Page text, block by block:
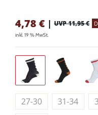
4,78 € | UVP 11,95 €
inkl. 19 % MwSt.
27-30 31-34